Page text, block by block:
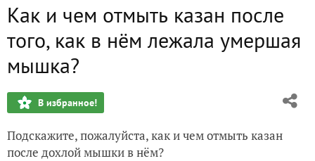
Как и чем отмыть казан после
того, как в нём лежала умершая
мышка?
В избранное!
Подскажите, пожалуйста, как и чем отмыть казан
после дохлой мышки в нём?